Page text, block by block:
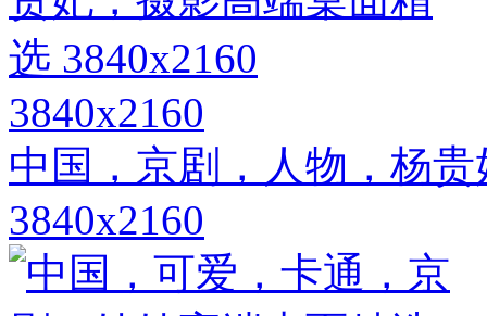
3840x2160
中国，京剧，人物，杨
3840x2160